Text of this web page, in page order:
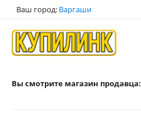
Ваш город: Варгаши
Вы смотрите магазин продавца: